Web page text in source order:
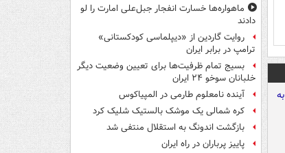
ماهواره‌ها خسارت انفجار جبل‌علی امارت را لو
دادند
روایت گاردین از «دیپلماسی کودکستانی»
ترامپ در برابر ایران
بسیج تمام ظرفیت‌ها برای تعیین وضعیت دیگر
خلبانان سوخو ۲۴ ایران
آینده نامعلوم طارمی در المپیاکوس
کره شمالی یک موشک بالستیک شلیک کرد
بازگشت اندونگ به استقلال منتفی شد
پاییز پرباران در راه ایران